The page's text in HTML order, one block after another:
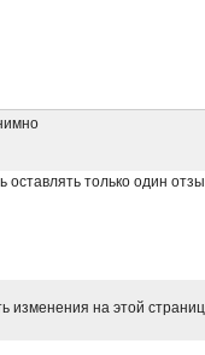
только один
изменения на этой